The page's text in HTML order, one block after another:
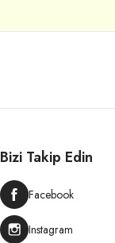
Bizi Takip Edin
Facebook
Instagram